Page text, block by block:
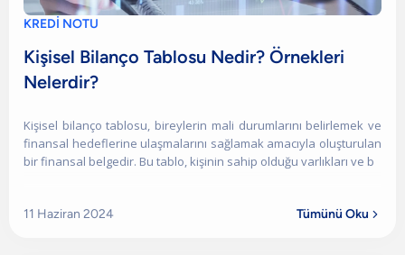
KREDİ NOTU
Kişisel Bilanço Tablosu Nedir? Örnekleri
Nelerdir?
Kişisel bilanço tablosu, bireylerin mali durumlarını belirlemek ve
finansal hedeflerine ulaşmalarını sağlamak amacıyla oluşturulan
bir finansal belgedir. Bu tablo, kişinin sahip olduğu varlıkları ve b
11 Haziran 2024 Tümünü Oku 